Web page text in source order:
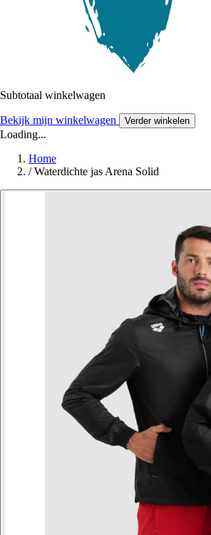
Subtotaal winkelwagen
Bekijk mijn winkelwagen Verder winkelen
Loading...
Home
/ Waterdichte jas Arena Solid